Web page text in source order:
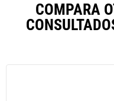
COMPARA